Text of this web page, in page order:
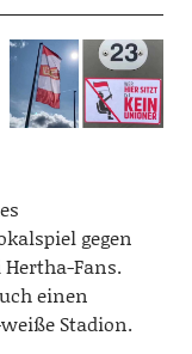
gegen
Fans.
einen
Stadion.